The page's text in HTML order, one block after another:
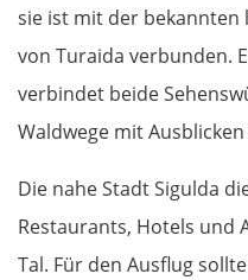
sie ist mit der bekannten
von Turaida verbunden.
verbindet beide
Waldwege mit
Die nahe Stadt Sigulda
Restaurants, Hotels und
Tal. Für den Ausflug